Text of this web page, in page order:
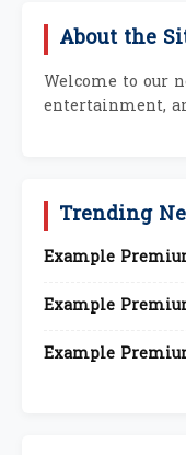
About the
Welcome to our
entertainment,
Trending
Example
Example
Example